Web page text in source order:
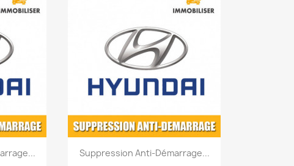
Aperçu rapide
Suppression Anti-Démarrage...